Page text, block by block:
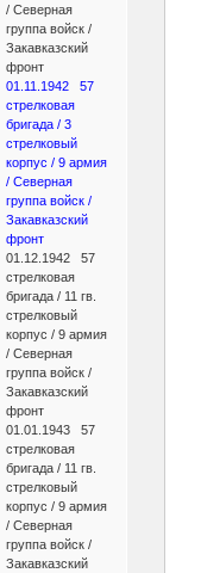
/ Северная
группа войск /
Закавказский
фронт
01.11.1942 57
стрелковая
бригада / 3
стрелковый
корпус / 9 армия
/ Северная
группа войск /
Закавказский
фронт
01.12.1942 57
стрелковая
бригада / 11 гв.
стрелковый
корпус / 9 армия
/ Северная
группа войск /
Закавказский
фронт
01.01.1943 57
стрелковая
бригада / 11 гв.
стрелковый
корпус / 9 армия
/ Северная
группа войск /
Закавказский